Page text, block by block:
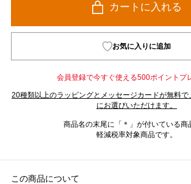
カートに入れる
お気に入りに追加
会員登録で今すぐ使える500ポイントプ
20種類以上のラッピングとメッセージカードが無料
にお選びいただけます。
商品名の末尾に「＊」が付いている商
軽減税率対象商品です。
この商品について